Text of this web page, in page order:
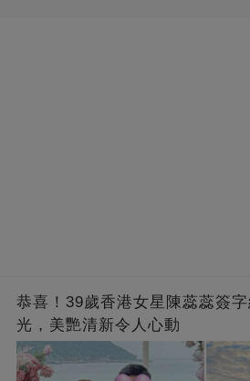
恭喜！39歲香港女星陳蕊蕊簽
光，美艷清新令人心動